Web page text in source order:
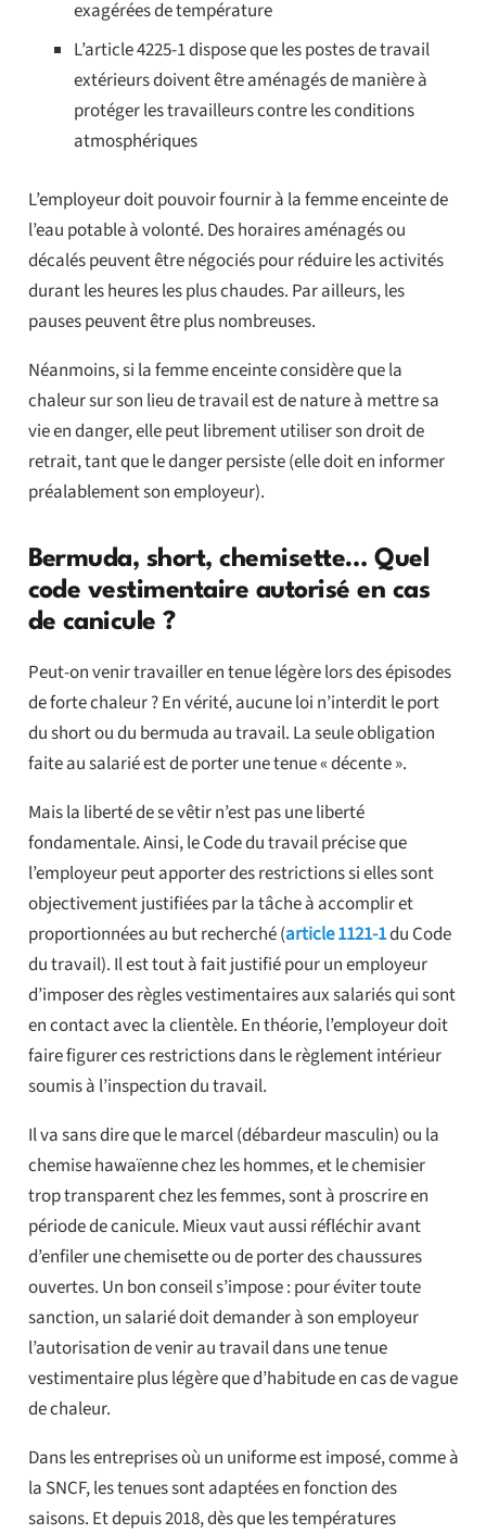
exagérées de température
L’article 4225-1 dispose que les postes de travail
extérieurs doivent être aménagés de manière à
protéger les travailleurs contre les conditions
atmosphériques
L’employeur doit pouvoir fournir à la femme enceinte de
l’eau potable à volonté. Des horaires aménagés ou
décalés peuvent être négociés pour réduire les activités
durant les heures les plus chaudes. Par ailleurs, les
pauses peuvent être plus nombreuses.
Néanmoins, si la femme enceinte considère que la
chaleur sur son lieu de travail est de nature à mettre sa
vie en danger, elle peut librement utiliser son droit de
retrait, tant que le danger persiste (elle doit en informer
préalablement son employeur).
Bermuda, short, chemisette… Quel
code vestimentaire autorisé en cas
de canicule ?
Peut-on venir travailler en tenue légère lors des épisodes
de forte chaleur ? En vérité, aucune loi n’interdit le port
du short ou du bermuda au travail. La seule obligation
faite au salarié est de porter une tenue « décente ».
Mais la liberté de se vêtir n’est pas une liberté
fondamentale. Ainsi, le Code du travail précise que
l’employeur peut apporter des restrictions si elles sont
objectivement justifiées par la tâche à accomplir et
proportionnées au but recherché (article 1121-1du Code
du travail). Il est tout à fait justifié pour un employeur
d’imposer des règles vestimentaires aux salariés qui sont
en contact avec la clientèle. En théorie, l’employeur doit
faire figurer ces restrictions dans le règlement intérieur
soumis à l’inspection du travail.
Il va sans dire que le marcel (débardeur masculin) ou la
chemise hawaïenne chez les hommes, et le chemisier
trop transparent chez les femmes, sont à proscrire en
période de canicule. Mieux vaut aussi réfléchir avant
d’enfiler une chemisette ou de porter des chaussures
ouvertes. Un bon conseil s’impose : pour éviter toute
sanction, un salarié doit demander à son employeur
l’autorisation de venir au travail dans une tenue
vestimentaire plus légère que d’habitude en cas de vague
de chaleur.
Dans les entreprises où un uniforme est imposé, comme à
la SNCF, les tenues sont adaptées en fonction des
saisons. Et depuis 2018, dès que les températures